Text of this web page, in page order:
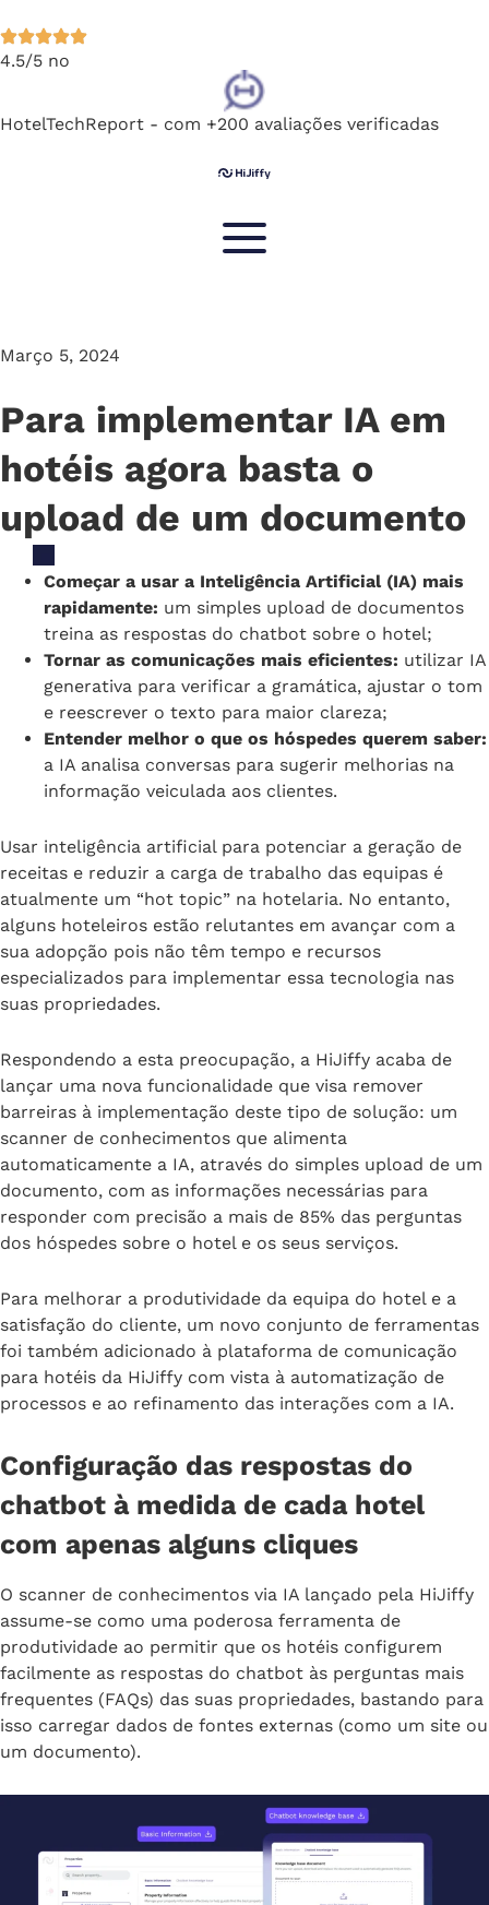
4.5/5 no
HotelTechReport - com +200 avaliações verificadas
Março 5, 2024
Para implementar IA em
hotéis agora basta o
upload de um documento
Começar a usar a Inteligência Artificial (IA) mais
rapidamente: um simples upload de documentos
treina as respostas do chatbot sobre o hotel;
Tornar as comunicações mais eficientes: utilizar IA
generativa para verificar a gramática, ajustar o tom
e reescrever o texto para maior clareza;
Entender melhor o que os hóspedes querem saber:
a IA analisa conversas para sugerir melhorias na
informação veiculada aos clientes.
Usar inteligência artificial para potenciar a geração de
receitas e reduzir a carga de trabalho das equipas é
atualmente um “hot topic” na hotelaria. No entanto,
alguns hoteleiros estão relutantes em avançar com a
sua adopção pois não têm tempo e recursos
especializados para implementar essa tecnologia nas
suas propriedades.
Respondendo a esta preocupação, a HiJiffy acaba de
lançar uma nova funcionalidade que visa remover
barreiras à implementação deste tipo de solução: um
scanner de conhecimentos que alimenta
automaticamente a IA, através do simples upload de um
documento, com as informações necessárias para
responder com precisão a mais de 85% das perguntas
dos hóspedes sobre o hotel e os seus serviços.
Para melhorar a produtividade da equipa do hotel e a
satisfação do cliente, um novo conjunto de ferramentas
foi também adicionado à plataforma de comunicação
para hotéis da HiJiffy com vista à automatização de
processos e ao refinamento das interações com a IA.
Configuração das respostas do
chatbot à medida de cada hotel
com apenas alguns cliques
O scanner de conhecimentos via IA lançado pela HiJiffy
assume-se como uma poderosa ferramenta de
produtividade ao permitir que os hotéis configurem
facilmente as respostas do chatbot às perguntas mais
frequentes (FAQs) das suas propriedades, bastando para
isso carregar dados de fontes externas (como um site ou
um documento).